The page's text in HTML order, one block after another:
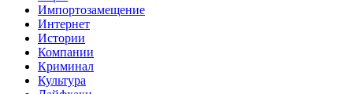
Импортозамещение
Интернет
Истории
Компании
Криминал
Культура